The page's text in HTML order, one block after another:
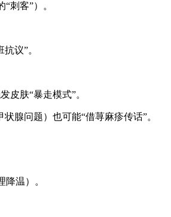
刺客”）。
议”。
皮肤“暴走模式”。
腺问题）也可能“借荨麻疹传话”。
温）。